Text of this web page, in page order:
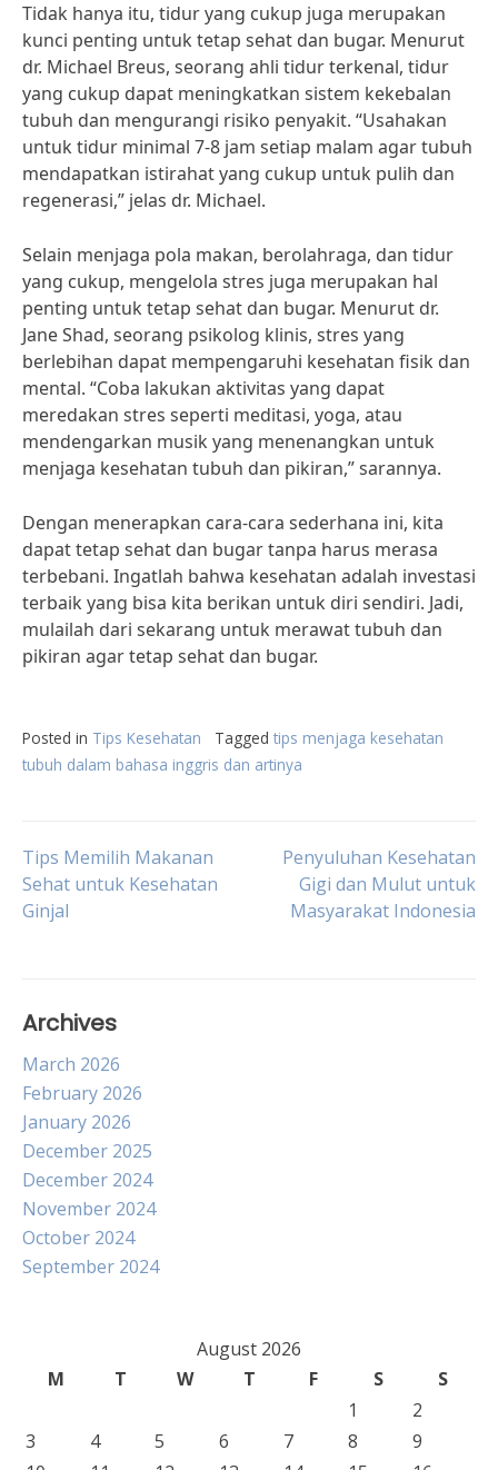
Tidak hanya itu, tidur yang cukup juga merupakan
kunci penting untuk tetap sehat dan bugar. Menurut
dr. Michael Breus, seorang ahli tidur terkenal, tidur
yang cukup dapat meningkatkan sistem kekebalan
tubuh dan mengurangi risiko penyakit. “Usahakan
untuk tidur minimal 7-8 jam setiap malam agar tubuh
mendapatkan istirahat yang cukup untuk pulih dan
regenerasi,” jelas dr. Michael.
Selain menjaga pola makan, berolahraga, dan tidur
yang cukup, mengelola stres juga merupakan hal
penting untuk tetap sehat dan bugar. Menurut dr.
Jane Shad, seorang psikolog klinis, stres yang
berlebihan dapat mempengaruhi kesehatan fisik dan
mental. “Coba lakukan aktivitas yang dapat
meredakan stres seperti meditasi, yoga, atau
mendengarkan musik yang menenangkan untuk
menjaga kesehatan tubuh dan pikiran,” sarannya.
Dengan menerapkan cara-cara sederhana ini, kita
dapat tetap sehat dan bugar tanpa harus merasa
terbebani. Ingatlah bahwa kesehatan adalah investasi
terbaik yang bisa kita berikan untuk diri sendiri. Jadi,
mulailah dari sekarang untuk merawat tubuh dan
pikiran agar tetap sehat dan bugar.
Posted in Tips Kesehatan Tagged tips menjaga kesehatan
tubuh dalam bahasa inggris dan artinya
Post
navigation
Tips Memilih Makanan
Sehat untuk Kesehatan
Ginjal
Penyuluhan Kesehatan
Gigi dan Mulut untuk
Masyarakat Indonesia
Archives
March 2026
February 2026
January 2026
December 2025
December 2024
November 2024
October 2024
September 2024
August 2026
M
T W T F S
S
1
2
3
4 5 6 7 8
9